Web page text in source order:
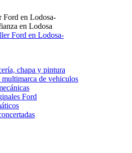
Ford en Lodosa-
en Lodosa
chapa y pintura
de vehiculos
Ford